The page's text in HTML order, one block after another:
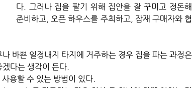
다. 그러나 집을 팔기 위해 집안을 잘 꾸미고 정돈해
준비하고, 오픈 하우스를 주최하고, 잠재 구매자와 협
바쁜 일정내지 타지에 거주하는 경우 집을 파는 과정은
다는 생각이 든다.
용할 수 있는 방법이 있다.